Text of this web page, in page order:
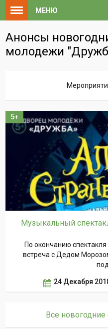
МЕНЮ
Анонсы
молодежи
5+
Музыкальный
По окончанию
встреча с Дедом
24 Декабря
Все новогодние